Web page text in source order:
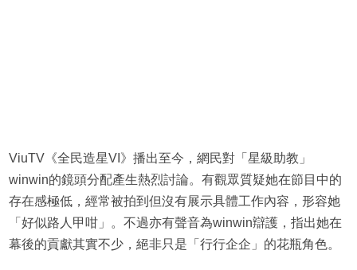
ViuTV《全民造星VI》播出至今，網民對「星級助教」
winwin的鏡頭分配產生熱烈討論。有觀眾質疑她在節目中的
存在感極低，經常被拍到但沒有展示具體工作內容，形容她
「好似路人甲咁」。不過亦有聲音為winwin辯護，指出她在
幕後的貢獻其實不少，絕非只是「行行企企」的花瓶角色。